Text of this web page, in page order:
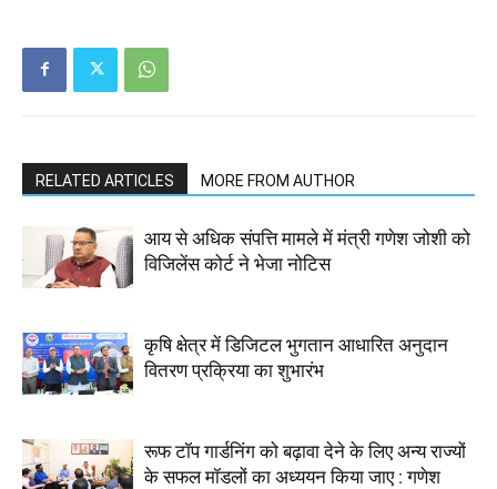
RELATED ARTICLES MORE FROM AUTHOR
आय से अधिक संपत्ति मामले में मंत्री गणेश जोशी को
विजिलेंस कोर्ट ने भेजा नोटिस
कृषि क्षेत्र में डिजिटल भुगतान आधारित अनुदान
वितरण प्रक्रिया का शुभारंभ
रूफ टॉप गार्डनिंग को बढ़ावा देने के लिए अन्य राज्यों
के सफल मॉडलों का अध्ययन किया जाए : गणेश